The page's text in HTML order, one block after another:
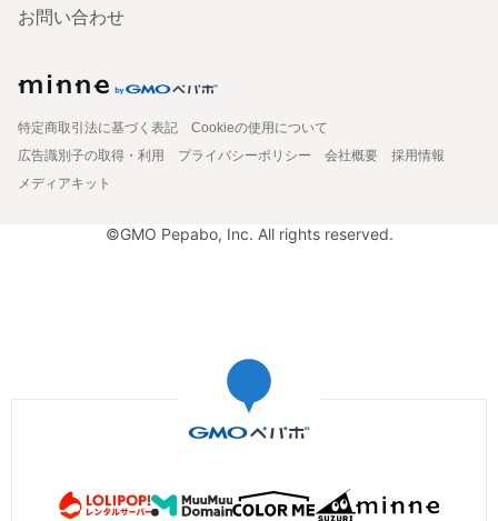
お問い合わせ
特定商取引法に基づく表記
Cookieの使用について
広告識別子の取得・利用
プライバシーポリシー 会社概要
採用情報
メディアキット
©GMO Pepabo, Inc. All rights reserved.